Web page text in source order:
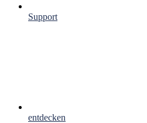
Support
entdecken